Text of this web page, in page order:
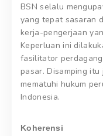
BSN selalu
yang tepat sasaran
kerja-pengerjaan
Keperluan ini
fasilitator
pasar. Disamping
mematuhi hukum
Indonesia.
Koherensi